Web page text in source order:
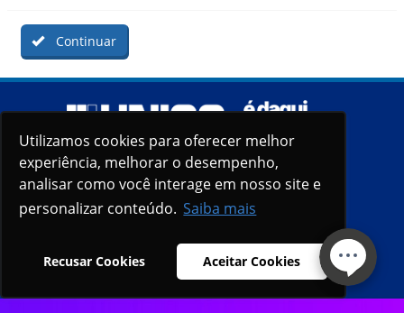
Utilizamos cookies para oferecer melhor
experiência, melhorar o desempenho,
analisar como você interage em nosso site e
personalizar conteúdo. Saiba mais
Recusar Cookies Aceitar Cookies
Continuar